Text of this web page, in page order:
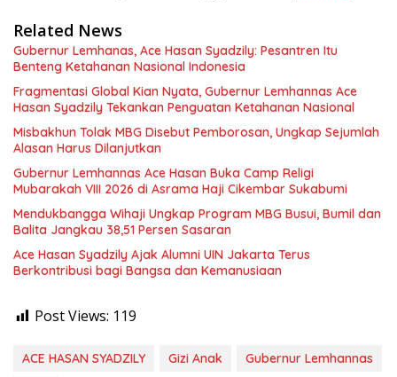
Related News
Gubernur Lemhanas, Ace Hasan Syadzily: Pesantren Itu
Benteng Ketahanan Nasional Indonesia
Fragmentasi Global Kian Nyata, Gubernur Lemhannas Ace
Hasan Syadzily Tekankan Penguatan Ketahanan Nasional
Misbakhun Tolak MBG Disebut Pemborosan, Ungkap Sejumlah
Alasan Harus Dilanjutkan
Gubernur Lemhannas Ace Hasan Buka Camp Religi
Mubarakah VIII 2026 di Asrama Haji Cikembar Sukabumi
Mendukbangga Wihaji Ungkap Program MBG Busui, Bumil dan
Balita Jangkau 38,51 Persen Sasaran
Ace Hasan Syadzily Ajak Alumni UIN Jakarta Terus
Berkontribusi bagi Bangsa dan Kemanusiaan
Post Views: 119
ACE HASAN SYADZILY Gizi Anak
Gubernur Lemhannas